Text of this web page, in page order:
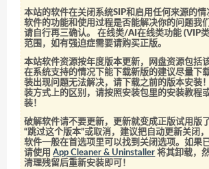
本站的软件在关闭系统SIP和启用任何来源的情
软件的功能和使用过程是否能解决你的问题我
请自行再三确认。 在线类/AI在线类功能 (VIP
范围，如有强迫症需要请购买正版。
本站软件资源按年度版本更新，网盘资源包括
在系统支持的情况下能下载新版的建议尽量下
装出现问题无法解决，请下载之前的版本安装
装方式上的区别，请按照安装包里的安装教程
装！
破解软件请不要更新，更新就变成正版试用版
“跳过这个版本”或取消，建议把自动更新关闭
软件一般在首选项里可以找到关闭选项。如果
请使用App Cleaner & Uninstaller 将其卸载，
清理残留后重新安装即可！